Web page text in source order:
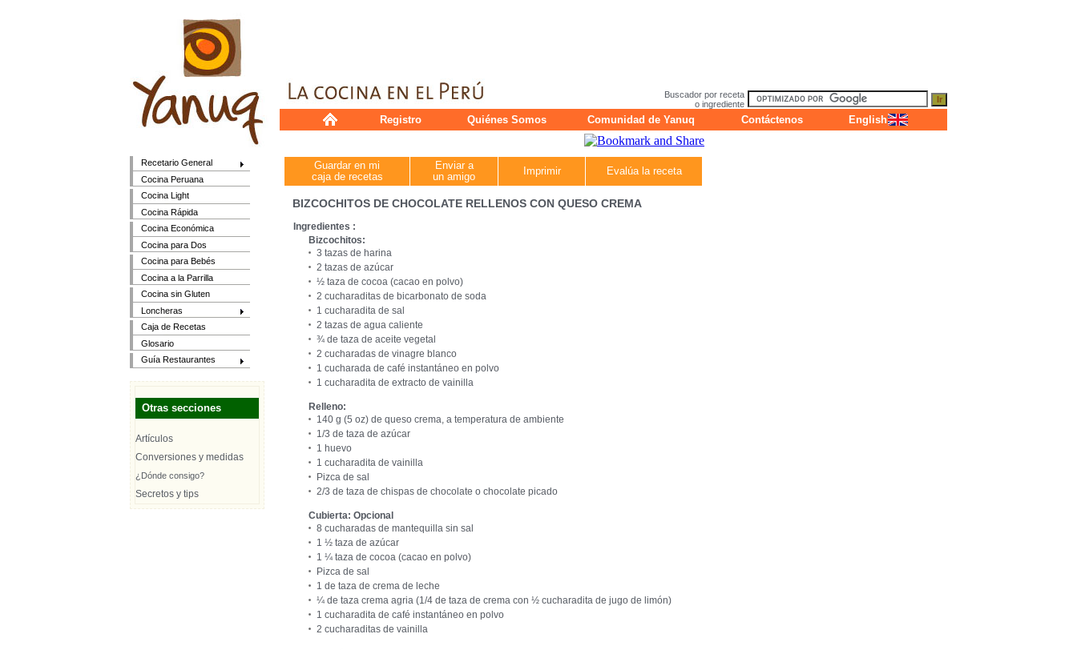
Recetario General
Cocina Peruana
Cocina Light
Cocina Rápida
Cocina Económica
Cocina para Dos
Cocina para Bebés
Cocina a la Parrilla
Cocina sin Gluten
Loncheras
Caja de Recetas
Glosario
Guía Restaurantes
Otras secciones
Artículos
Conversiones y medidas
¿Dónde consigo?
Secretos y tips
Buscador por receta
o ingrediente
Registro Quiénes Somos Comunidad de Yanuq Contáctenos English
Guardar en mi
caja de recetas
Enviar a
un amigo
Imprimir Evalúa la receta
BIZCOCHITOS DE CHOCOLATE RELLENOS CON QUESO CREMA
Ingredientes :
Bizcochitos:
3 tazas de harina
2 tazas de azúcar
½ taza de cocoa (cacao en polvo)
2 cucharaditas de bicarbonato de soda
1 cucharadita de sal
2 tazas de agua caliente
¾ de taza de aceite vegetal
2 cucharadas de vinagre blanco
1 cucharada de café instantáneo en polvo
1 cucharadita de extracto de vainilla
Relleno:
140 g (5 oz) de queso crema, a temperatura de ambiente
1/3 de taza de azúcar
1 huevo
1 cucharadita de vainilla
Pizca de sal
2/3 de taza de chispas de chocolate o chocolate picado
Cubierta: Opcional
8 cucharadas de mantequilla sin sal
1 ½ taza de azúcar
1 ¼ taza de cocoa (cacao en polvo)
Pizca de sal
1 de taza de crema de leche
¼ de taza crema agria (1/4 de taza de crema con ½ cucharadita de jugo de limón)
1 cucharadita de café instantáneo en polvo
2 cucharaditas de vainilla